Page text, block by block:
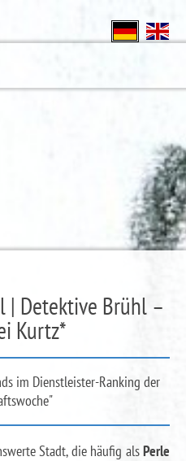
| Detektive Brühl –
Kurtz*
im Dienstleister-Ranking der
Stadt, die häufig alsPerle